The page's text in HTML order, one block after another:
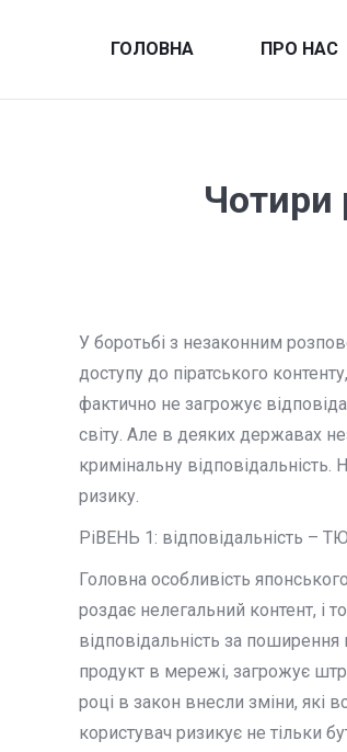
ГОЛОВНА ПРО НАС
Чотири
У боротьбі з незаконним
доступу до піратського
фактично не загрожує
світу. Але в деяких державах
кримінальну
ризику.
РіВЕНЬ 1: відповідальність
Головна особливість
роздає нелегальний контент, і
відповідальність за
продукт в мережі, загрожує
році в закон внесли зміни, які
користувач ризикує не тільки